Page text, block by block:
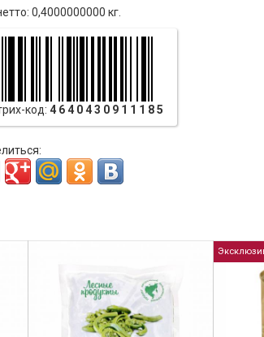
0,4000000000 кг.
код: 4640430911185